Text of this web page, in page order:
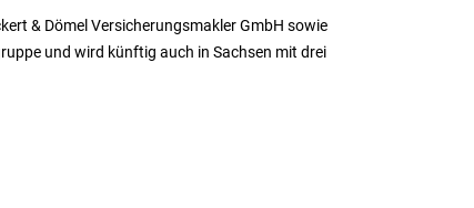
& Dömel Versicherungsmakler GmbH sowie
und wird künftig auch in Sachsen mit drei